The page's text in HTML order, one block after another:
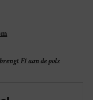
F1 aan de pols